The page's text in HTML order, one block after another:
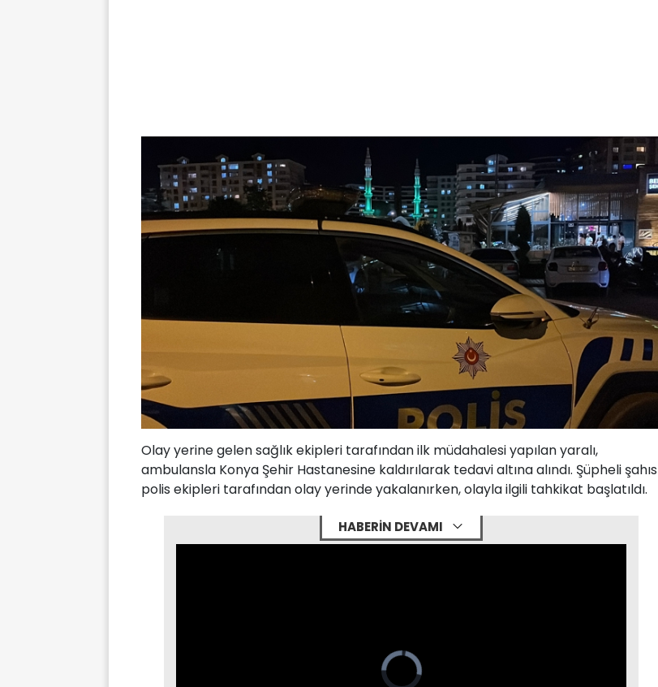
Olay yerine gelen sağlık ekipleri tarafından ilk müdahalesi yapılan yaralı,
ambulansla Konya Şehir Hastanesine kaldırılarak tedavi altına alındı. Şüpheli şahıs
polis ekipleri tarafından olay yerinde yakalanırken, olayla ilgili tahkikat başlatıldı.
HABERİN DEVAMI